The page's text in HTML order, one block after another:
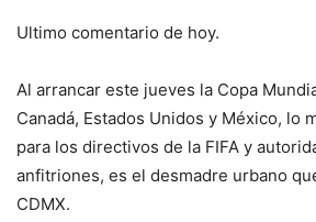
Ultimo comentario de hoy.
Al arrancar este jueves la Copa
Canadá, Estados Unidos y México, lo
para los directivos de la FIFA y
anfitriones, es el desmadre urbano
CDMX.